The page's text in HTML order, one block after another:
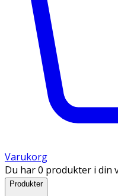
Varukorg
Du har 0 produkter i din
Produkter